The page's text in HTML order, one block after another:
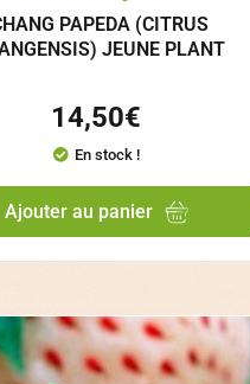
PAPEDA (CITRUS
JEUNE PLANT
14,50€
En stock !
Ajouter au panier